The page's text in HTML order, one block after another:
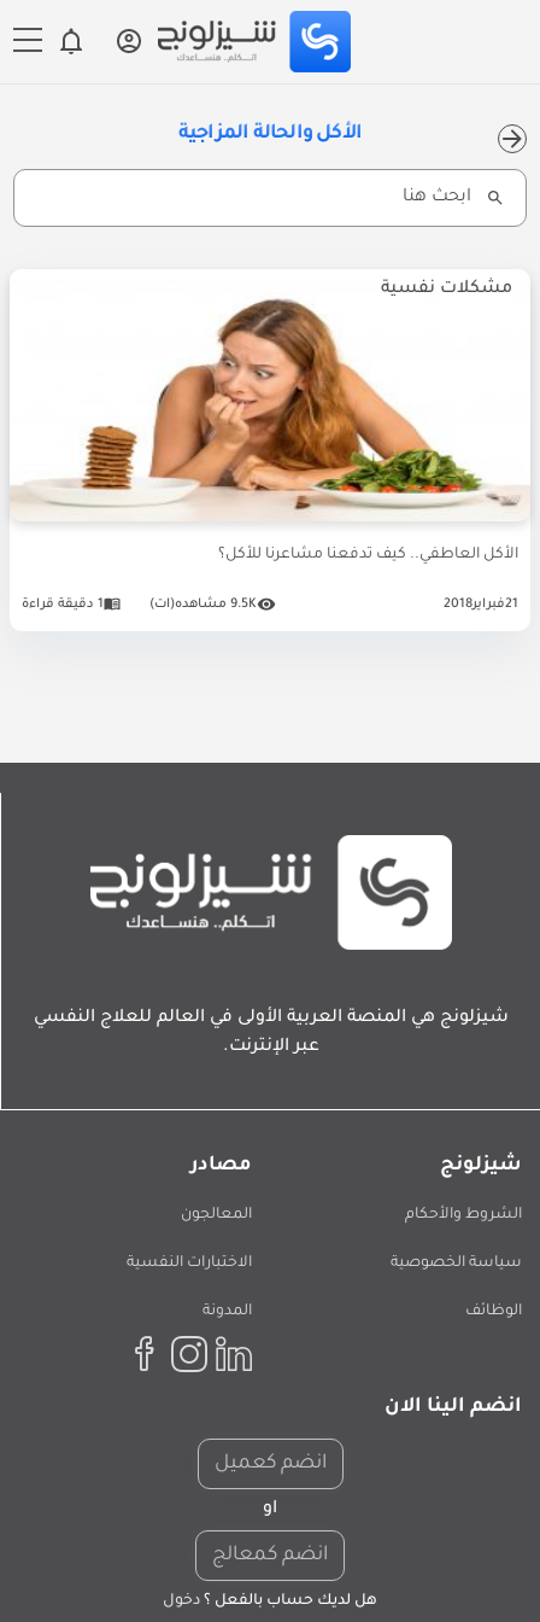
الأكل والحالة المزاجية
Search
مشكلات نفسية
الأكل العاطفي.. كيف تدفعنا مشاعرنا للأكل؟
21فبراير2018 9.5K مشاهده(ات) 1 دقيقة قراءة
شيزلونج هي المنصة العربية الأولى في العالم للعلاج النفسي
عبر الإنترنت.
شيزلونج
الشروط والأحكام
سياسة الخصوصية
الوظائف
مصادر
المعالجون
الاختبارات النفسية
المدونة
انضم الينا الان
انضم كعميل
او
انضم كمعالج
هل لديك حساب بالفعل ؟ دخول